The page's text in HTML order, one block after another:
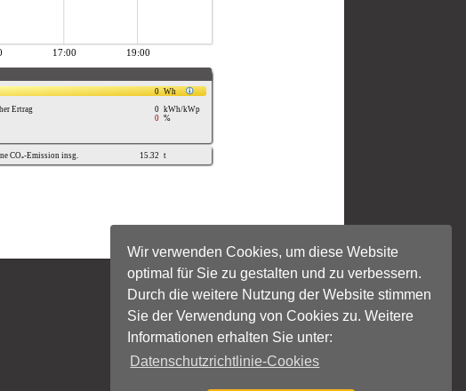
Wir verwenden Cookies, um diese Website
optimal für Sie zu gestalten und zu verbessern.
Durch die weitere Nutzung der Website stimmen
Sie der Verwendung von Cookies zu. Weitere
Informationen erhalten Sie unter:
Datenschutzrichtlinie-Cookies